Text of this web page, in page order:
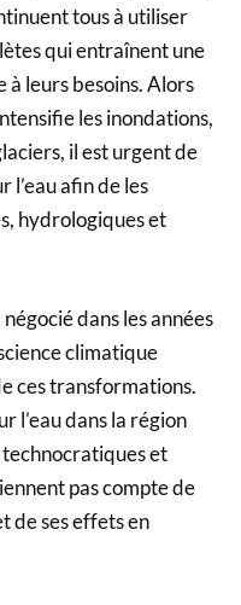
tous à utiliser
qui entraînent une
à leurs besoins. Alors
les inondations,
il est urgent de
l’eau afin de les
hydrologiques et
dans les années
climatique
ces transformations.
l’eau dans la région
et
pas compte de
de ses effets en